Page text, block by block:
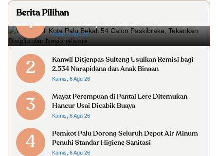
Berita Pilihan
1
Wakil Wali Kota Palu Bekali 54 Calon Paskibraka,
Tekankan Disiplin dan Nasionalisme
Rabu, 5 Agu 26
2
Kanwil Ditjenpas Sulteng Usulkan Remisi bagi
2.534 Narapidana dan Anak Binaan
Kamis, 6 Agu 26
3
Mayat Perempuan di Pantai Lere Ditemukan
Hancur Usai Dicabik Buaya
Kamis, 6 Agu 26
4
Pemkot Palu Dorong Seluruh Depot Air Minum
Penuhi Standar Higiene Sanitasi
Kamis, 6 Agu 26